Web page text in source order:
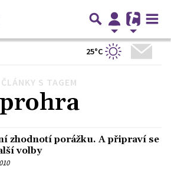
25°C
ČLÁNKY S TAGEM
prohra
zhodnotí porážku. A připraví se
volby
10 11 12 Další